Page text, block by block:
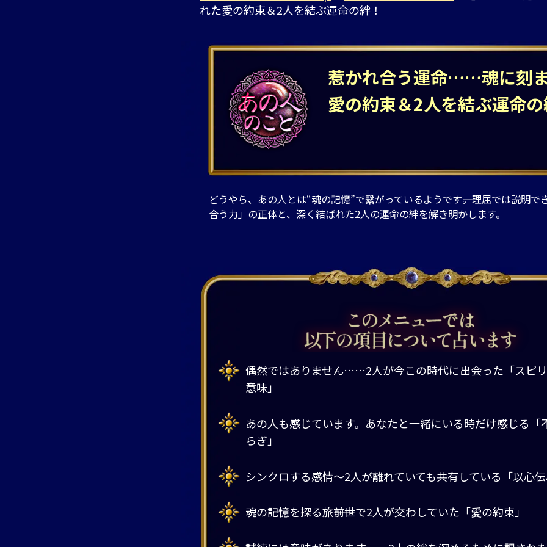
れた愛の約束＆2人を結ぶ運命の絆！
惹かれ合う運命……魂に刻
愛の約束＆2人を結ぶ運命
どうやら、あの人とは“魂の記憶”で繋がっているようです――。理屈では説明で
合う力」の正体と、深く結ばれた2人の運命の絆を解き明かします。
偶然ではありません……2人が今この時代に出会った「スピ
意味」
あの人も感じています。あなたと一緒にいる時だけ感じる「
らぎ」
シンクロする感情～2人が離れていても共有している「以心
魂の記憶を探る旅――前世で2人が交わしていた「愛の約束」